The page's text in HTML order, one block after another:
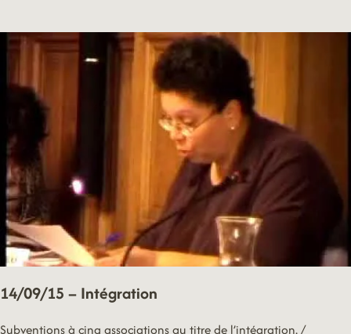
14/09/15 – Intégration
Subventions à cinq associations au titre de l’intégration. /